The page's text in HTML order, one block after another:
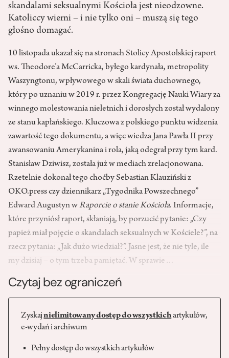
skandalami seksualnymi Kościoła jest nieodzowne.
Katoliccy wierni – i nie tylko oni – muszą się tego
głośno domagać.
10 listopada ukazał się na stronach Stolicy Apostolskiej raport
ws. Theodore’a McCarricka, byłego kardynała, metropolity
Waszyngtonu, wpływowego w skali świata duchownego,
który po uznaniu w 2019 r. przez Kongregację Nauki Wiary za
winnego molestowania nieletnich i dorosłych został wydalony
ze stanu kapłańskiego. Kluczowa z polskiego punktu widzenia
zawartość tego dokumentu, a więc wiedza Jana Pawła II przy
awansowaniu Amerykanina i rola, jaką odegrał przy tym kard.
Stanisław Dziwisz, została już w mediach zrelacjonowana.
Rzetelnie dokonał tego choćbySebastian Klauziński z
OKO.pressczy dziennikarz „Tygodnika Powszechnego”
Edward Augustyn wRaporcie o stanie Kościoła. Informacje,
które przyniósł raport, skłaniają, by porzucić pytanie: „Czy
papież miał pojęcie o skandalach seksualnych w Kościele?”, na
rzecz pytania: „Jak dużo wiedział?”. Jasne jest, że nie tyle, ile
my dzisiaj – o tym trzeba pamiętać. W sprawie…
Czytaj bez ograniczeń
Zyskajnielimitowany dostęp do wszystkichartykułów,
e-wydań i archiwum
Pełny dostęp do wszystkich artykułów